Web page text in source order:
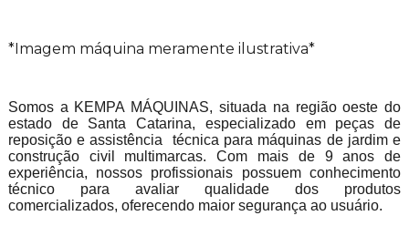
*Imagem máquina meramente ilustrativa*
Somos a KEMPA MÁQUINAS, situada na região oeste do
estado de Santa Catarina, especializado em peças de
reposição e assistência técnica para máquinas de jardim e
construção civil multimarcas. Com mais de 9 anos de
experiência, nossos profissionais possuem conhecimento
técnico para avaliar qualidade dos produtos
comercializados, oferecendo maior segurança ao usuário.